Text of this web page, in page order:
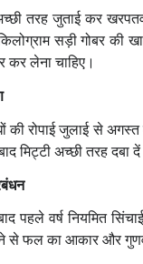
तरह जुताई कर
सड़ी गोबर की
कर लेना चाहिए।
की रोपाई जुलाई से
मिट्टी अच्छी तरह दबा
पहले वर्ष नियमित
से फल का आकार और